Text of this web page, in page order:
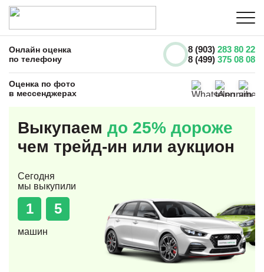
Онлайн оценка
по телефону
8 (903) 283 80 22
8 (499) 375 08 08
Оценка по фото
в мессенджерах
Выкупаем до 25% дороже
чем трейд-ин или аукцион
Сегодня
мы выкупили
1 5
машин